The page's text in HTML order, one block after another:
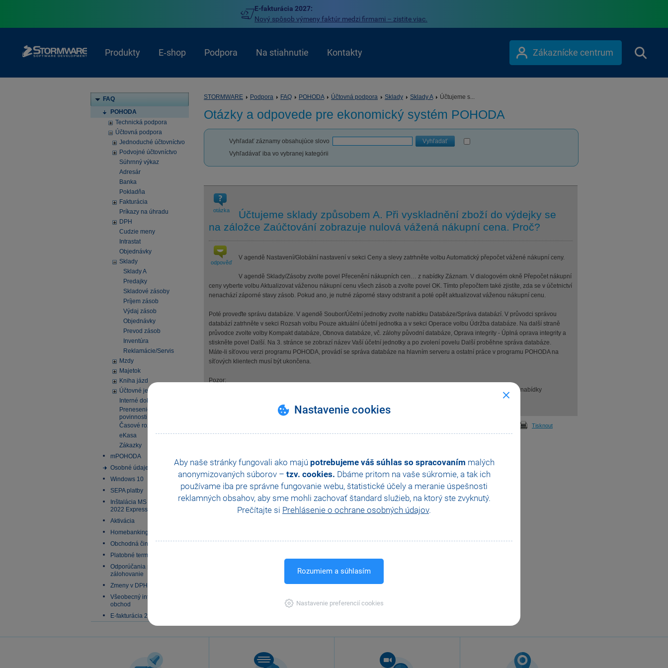
Nastavenie cookies
Aby naše stránky fungovali ako majú potrebujeme váš súhlas so spracovaním malých
anonymizovaných súborov – tzv. cookies. Dbáme pritom na vaše súkromie, a tak ich
používame iba pre správne fungovanie webu, štatistické účely a meranie úspešnosti
reklamných obsahov, aby sme mohli zachovať štandard služieb, na ktorý ste zvyknutý.
Prečítajte si Prehlásenie o ochrane osobných údajov.
Rozumiem a súhlasím
Nastavenie preferencií cookies
E-fakturácia 2027:
Nový spôsob výmeny faktúr medzi firmami – zistite viac.
Produkty E‑shop Podpora Na stiahnutie Kontakty Zákaznícke centrum
FAQ
POHODA
Technická podpora
Účtovná podpora
Jednoduché účtovníctvo
Podvojné účtovníctvo
Súhrnný výkaz
Adresár
Banka
Pokladňa
Fakturácia
Príkazy na úhradu
DPH
Cudzie meny
Intrastat
Objednávky
Sklady
Sklady A
Predajky
Skladové zásoby
Príjem zásob
Výdaj zásob
Objednávky
Prevod zásob
Inventúra
Reklamácie/Servis
Mzdy
Majetok
Kniha jázd
Účtovné jednotky
Interné doklady
Prenesenie daňovej
povinnosti
Časové rozlíšenie
eKasa
Zákazky
mPOHODA
Osobné údaje
Windows 10
SEPA platby
Inštalácia MS SQL Server
2022 Express
Aktivácia
Homebanking
Obchodná činnosť
Platobné terminály
Odporúčania pre
zálohovanie
Zmeny v DPH od 1.1.2025
Všeobecný internetový
obchod
E-fakturácia 2027
STORMWARE Podpora FAQ POHODA Účtovná podpora Sklady Sklady A Účtujeme s...
Otázky a odpovede pre ekonomický systém POHODA
Vyhľadať záznamy obsahujúce slovo
Vyhľadať
Vyhľadávať iba vo vybranej kategórii
otázka
Účtujeme sklady způsobem A. Při vyskladnění zboží do výdejky se
na záložce Zaúčtování zobrazuje nulová vážená nákupní cena. Proč?
odpověď
V agendě Nastavení/Globální nastavení v sekci Ceny a slevy zatrhněte volbu Automatický přepočet vážené nákupní ceny.
V agendě Sklady/Zásoby zvolte povel Přecenění nákupních cen… z nabídky Záznam. V dialogovém okně Přepočet nákupní
ceny vyberte volbu Aktualizovat váženou nákupní cenu všech zásob a zvolte povel OK. Tímto přepočtem také zjistíte, zda se v účetnictví
nenachází záporné stavy zásob. Pokud ano, je nutné záporné stavy odstranit a poté opět aktualizovat váženou nákupní cenu.
Poté proveďte správu databáze. V agendě Soubor/Účetní jednotky zvolte nabídku Databáze/Správa databází. V průvodci správou
databází zatrhněte v sekci Rozsah volbu Pouze aktuální účetní jednotka a v sekci Operace volbu Údržba databáze. Na další straně
průvodce zvolte volby Kompakt databáze, Obnova databáze, vč. zálohy původní databáze, Oprava integrity - Úplná oprava integrity a
stiskněte povel Další. Na 3. stránce se zobrazí název Vaší účetní jednotky a po zvolení povelu Další proběhne správa databáze.
Máte-li síťovou verzi programu POHODA, provádí se správa databáze na hlavním serveru a ostatní práce v programu POHODA na
síťových klientech musí být ukončena.
Pozor:
Před provedením aktualizace vážené nákupní ceny doporučujeme provést zálohu dat pomocí povelu Zálohovat… z nabídky
Tisknout